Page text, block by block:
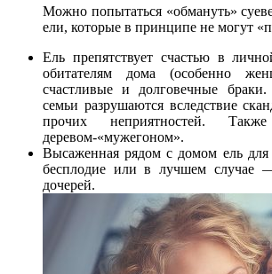
Можно попытаться «обмануть»
ели, которые в принципе не могут
Ель препятствует счастью в
обитателям дома (особенно
счастливые и долговечные
семьи разрушаются вследствие
прочих неприятностей.
деревом-«мужегоном».
Высаженная рядом с домом ель
бесплодие или в лучшем случае
дочерей.